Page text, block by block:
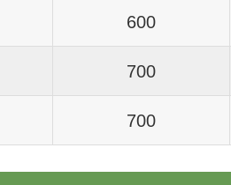
600
700
700